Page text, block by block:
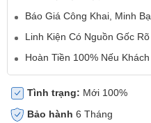
Báo Giá Công Khai, Minh
Linh Kiện Có Nguồn Gốc
Hoàn Tiền 100% Nếu
Tình trạng: Mới 100%
Bảo hành 6 Tháng